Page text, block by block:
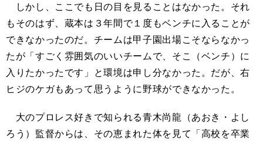
しかし、ここでも 日の目を 見 ることはなかった。それ
もそのはず、蔵本は３年間で１度もベンチに入ることが
できなかったのだ。チームは甲子園出場こそならなかっ
たが「すごく雰囲気のいいチームで、そこ（ベンチ）に
入りたかったです」と環境は申し分なかった 。だが、右
ヒジのケガもあって思うように野球ができなかった。
大のプロレス好きで知られる青木尚龍（あおき・よし
ろう）監督からは、その恵まれた体を見て「高校を卒業